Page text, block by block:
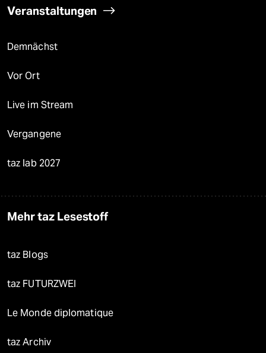
Veranstaltungen
Demnächst
Vor Ort
Live im Stream
Vergangene
taz lab 2027
Mehr taz Lesestoff
taz Blogs
taz FUTURZWEI
Le Monde diplomatique
taz Archiv